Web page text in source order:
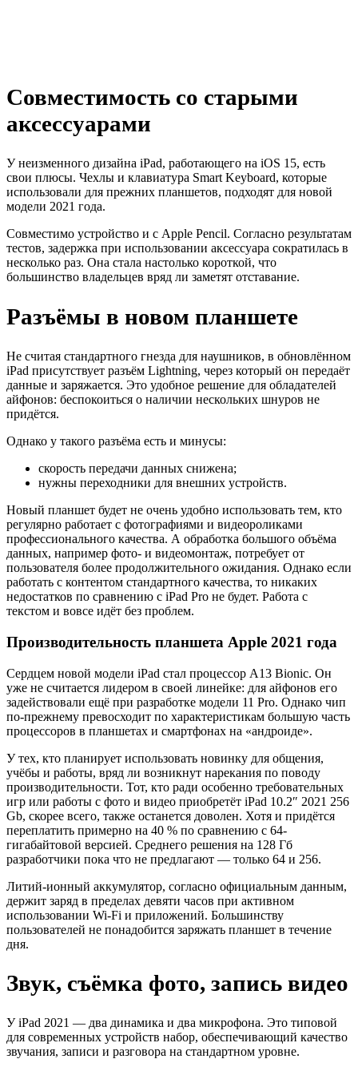
Совместимость со старыми
аксессуарами
У неизменного дизайна iPad, работающего на iOS 15, есть
свои плюсы. Чехлы и клавиатура Smart Keyboard, которые
использовали для прежних планшетов, подходят для новой
модели 2021 года.
Совместимо устройство и с Apple Pencil. Согласно результатам
тестов, задержка при использовании аксессуара сократилась в
несколько раз. Она стала настолько короткой, что
большинство владельцев вряд ли заметят отставание.
Разъёмы в новом планшете
Не считая стандартного гнезда для наушников, в обновлённом
iPad присутствует разъём Lightning, через который он передаёт
данные и заряжается. Это удобное решение для обладателей
айфонов: беспокоиться о наличии нескольких шнуров не
придётся.
Однако у такого разъёма есть и минусы:
скорость передачи данных снижена;
нужны переходники для внешних устройств.
Новый планшет будет не очень удобно использовать тем, кто
регулярно работает с фотографиями и видеороликами
профессионального качества. А обработка большого объёма
данных, например фото- и видеомонтаж, потребует от
пользователя более продолжительного ожидания. Однако если
работать с контентом стандартного качества, то никаких
недостатков по сравнению с iPad Pro не будет. Работа с
текстом и вовсе идёт без проблем.
Производительность планшета Apple 2021 года
Сердцем новой модели iPad стал процессор A13 Bionic. Он
уже не считается лидером в своей линейке: для айфонов его
задействовали ещё при разработке модели 11 Pro. Однако чип
по-прежнему превосходит по характеристикам большую часть
процессоров в планшетах и смартфонах на «андроиде».
У тех, кто планирует использовать новинку для общения,
учёбы и работы, вряд ли возникнут нарекания по поводу
производительности. Тот, кто ради особенно требовательных
игр или работы с фото и видео приобретёт iPad 10.2″ 2021 256
Gb, скорее всего, также останется доволен. Хотя и придётся
переплатить примерно на 40 % по сравнению с 64-
гигабайтовой версией. Среднего решения на 128 Гб
разработчики пока что не предлагают — только 64 и 256.
Литий-ионный аккумулятор, согласно официальным данным,
держит заряд в пределах девяти часов при активном
использовании Wi-Fi и приложений. Большинству
пользователей не понадобится заряжать планшет в течение
дня.
Звук, съёмка фото, запись видео
У iPad 2021 — два динамика и два микрофона. Это типовой
для современных устройств набор, обеспечивающий качество
звучания, записи и разговора на стандартном уровне.